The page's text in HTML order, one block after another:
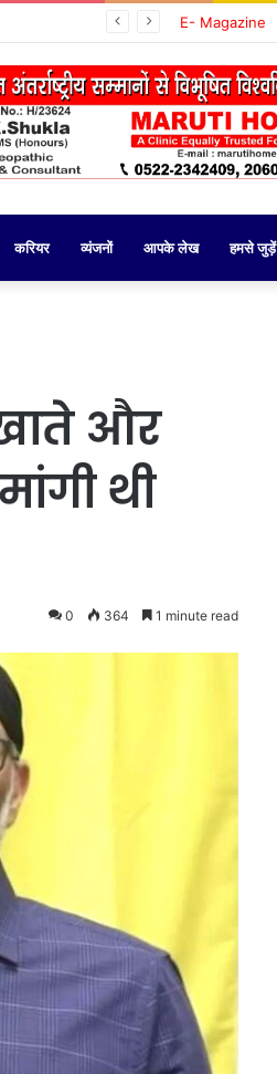
E- Magazine
करियर व्यंजनों आपके लेख हमसे जुड़ें
और
थी
0 364 1 minute read